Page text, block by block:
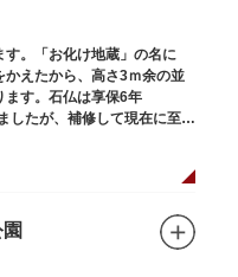
。「お化け地蔵」の名に
えたから、高さ3ｍ余の並
ます。石仏は享保6年
したが、補修して現在に至っ
れました。